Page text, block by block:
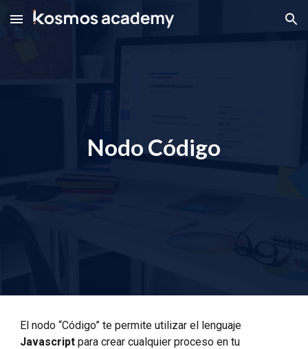
Skip to main content Skip to navigation
Nodo Código
El nodo “Código” te permite utilizar el lenguaje
Javascript para crear cualquier proceso en tu